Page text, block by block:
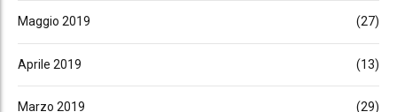
Maggio 2019 (27)
Aprile 2019 (13)
Marzo 2019 (29)